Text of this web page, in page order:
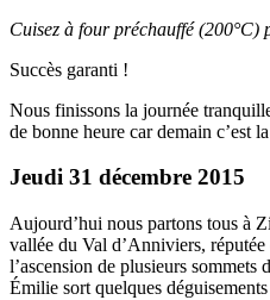
Cuisez à four préchauffé (200°C)
Succès garanti !
Nous finissons la journée
de bonne heure car demain c’est
Jeudi 31 décembre 2015
Aujourd’hui nous partons tous à
vallée du Val d’Anniviers,
l’ascension de plusieurs
Émilie sort quelques